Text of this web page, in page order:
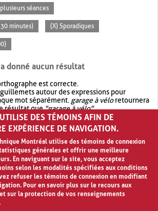
séances
minutes) (X) Sporadiques
donné aucun résultat
est correcte.
autour des expressions pour
mot séparément. garage à véloretournera
résultat que"garage à vélo".
votre recherche avec OR.garage OR vélo
plus de résultat quegarage à vélo
DES TÉMOINS AFIN DE
EXPÉRIENCE DE NAVIGATION.
Montréal utilise des témoins de connexion
générales et offrir une meilleure
En naviguant sur le site, vous acceptez
selon les modalités spécifiées aux conditions
refuser les témoins de connexion en modifiant
Pour en savoir plus sur le recours aux
sur la protection de vos renseignements